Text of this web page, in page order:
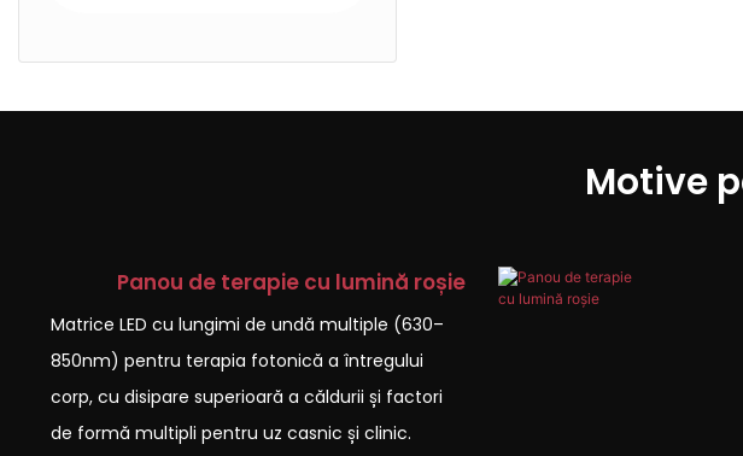
Motive
Panou de terapie cu lumină roșie
Matrice LED cu lungimi de undă multiple (630–
850nm) pentru terapia fotonică a întregului
corp, cu disipare superioară a căldurii și factori
de formă multipli pentru uz casnic și clinic.